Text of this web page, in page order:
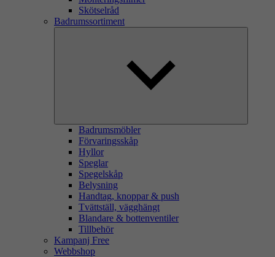
Skötselråd
Badrumssortiment
Badrumsmöbler
Förvaringsskåp
Hyllor
Speglar
Spegelskåp
Belysning
Handtag, knoppar & push
Tvättställ, vägghängt
Blandare & bottenventiler
Tillbehör
Kampanj Free
Webbshop